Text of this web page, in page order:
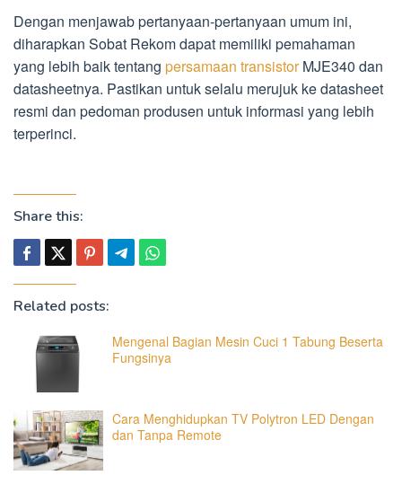
Dengan menjawab pertanyaan-pertanyaan umum ini,
diharapkan Sobat Rekom dapat memiliki pemahaman
yang lebih baik tentang persamaan transistorMJE340 dan
datasheetnya. Pastikan untuk selalu merujuk ke datasheet
resmi dan pedoman produsen untuk informasi yang lebih
terperinci.
Share this:
Related posts:
Mengenal Bagian Mesin Cuci 1 Tabung Beserta
Fungsinya
Cara Menghidupkan TV Polytron LED Dengan
dan Tanpa Remote